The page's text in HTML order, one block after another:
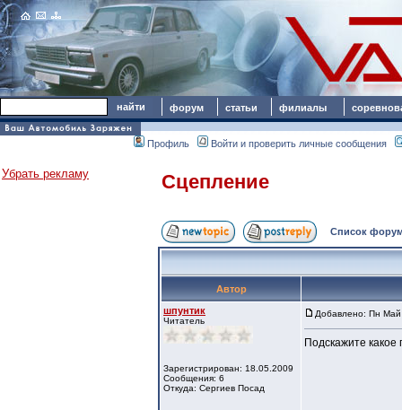
форум статьи филиалы
Профиль Войти и проверить личные сообщения
Убрать рекламу Сцепление
Список
Автор
шпунтик
Читатель
Зарегистрирован: 18.05.2009
Сообщения: 6
Откуда: Сергиев Посад
Добавлено: Пн
Подскажите